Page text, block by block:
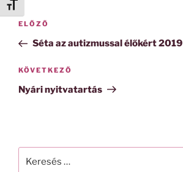
Betűméret váltása
Bejegyzés
Korábbi
bejegyzés
ELŐZŐ
Séta az autizmussal élőkért 2019
Következő
bejegyzés
KÖVETKEZŐ
Nyári nyitvatartás